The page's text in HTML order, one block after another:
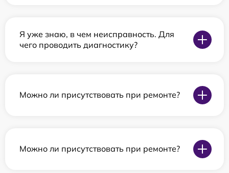
Я уже знаю, в чем неисправность. Для
чего проводить диагностику?
Можно ли присутствовать при ремонте?
Можно ли присутствовать при ремонте?